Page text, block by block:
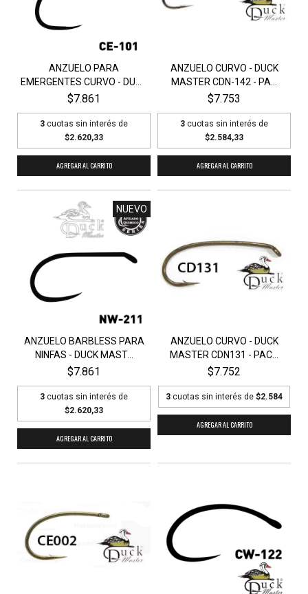
ANZUELO PARA
EMERGENTES CURVO - DUCK
MAS...
$7.861
3 cuotas sin interés de
$2.620,33
AGREGAR AL CARRITO
ANZUELO CURVO - DUCK
MASTER CDN-142 - PA...
$7.753
3 cuotas sin interés de
$2.584,33
AGREGAR AL CARRITO
NUEVO
ANZUELO BARBLESS PARA
NINFAS - DUCK MAST...
$7.861
3 cuotas sin interés de
$2.620,33
AGREGAR AL CARRITO
ANZUELO CURVO - DUCK
MASTER CDN131 - PAC...
$7.752
3 cuotas sin interés de $2.584
AGREGAR AL CARRITO